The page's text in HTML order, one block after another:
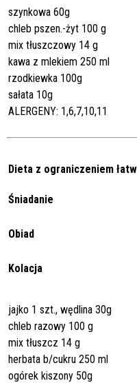
szynkowa 60g
chleb pszen.-żyt 100 g
mix tłuszczowy 14 g
kawa z mlekiem 250 ml
rzodkiewka 100g
sałata 10g
ALERGENY: 1,6,7,10,11
Dieta z ograniczeniem
Śniadanie
Obiad
Kolacja
jajko 1 szt., wędlina 30g
chleb razowy 100 g
mix tłuszcz 14 g
herbata b/cukru 250 ml
ogórek kiszony 50g